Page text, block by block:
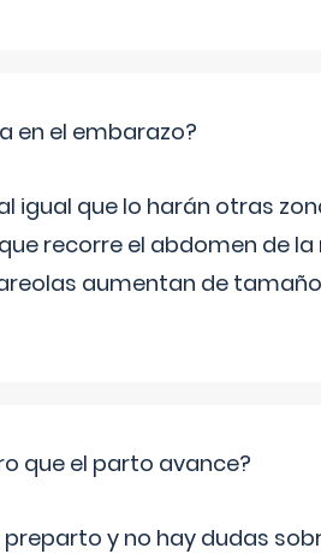
en el embarazo?
igual que lo harán otras
recorre el abdomen de la
aumentan de
que el parto avance?
y no hay dudas